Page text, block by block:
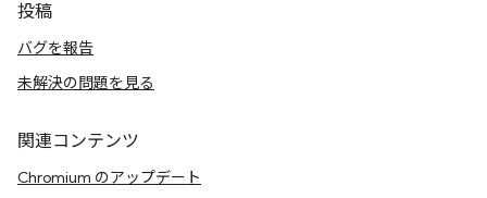
投稿
バグを報告
未解決の問題を見る
関連コンテンツ
Chromium のアップデート